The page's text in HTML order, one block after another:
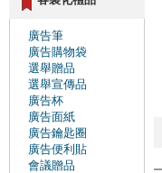
廣告筆
廣告購物袋
選舉贈品
選舉宣傳品
廣告杯
廣告面紙
廣告鑰匙圈
廣告便利貼
會議贈品